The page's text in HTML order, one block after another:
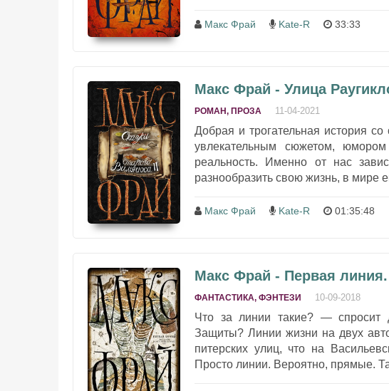
Макс Фрай Kate-R 33:33
Макс Фрай - Улица
РОМАН, ПРОЗА 11-04-2021
Добрая и трогательная история
увлекательным сюжетом,
реальность. Именно от нас
разнообразить свою жизнь, в мире
Макс Фрай Kate-R 01:35:48
Макс Фрай - Первая
ФАНТАСТИКА, ФЭНТЕЗИ 10-09-2018
Что за линии такие? — спросит
Защиты? Линии жизни на двух
питерских улиц, что на
Просто линии. Вероятно, прямые.